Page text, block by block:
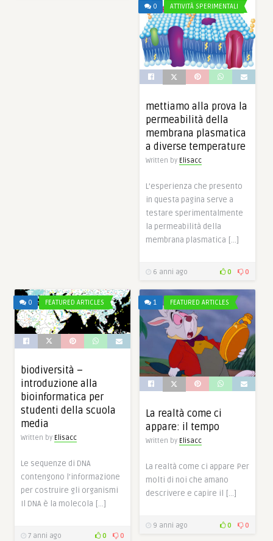
0 ATTIVITÀ SPERIMENTALI
mettiamo alla prova la
permeabilità della
membrana plasmatica
a diverse temperature
Written by Elisacc
L’esperienza che presento
in questa pagina serve a
testare sperimentalmente
la permeabilità della
membrana plasmatica […]
6 anni ago 0 0
0 FEATURED ARTICLES
biodiversità –
introduzione alla
bioinformatica per
studenti della scuola
media
Written by Elisacc
Le sequenze di DNA
contengono l’informazione
per costruire gli organismi
Il DNA è la molecola […]
7 anni ago 0 0
1 FEATURED ARTICLES
La realtà come ci
appare: il tempo
Written by Elisacc
La realtà come ci appare Per
molti di noi che amano
descrivere e capire il […]
9 anni ago 0 0